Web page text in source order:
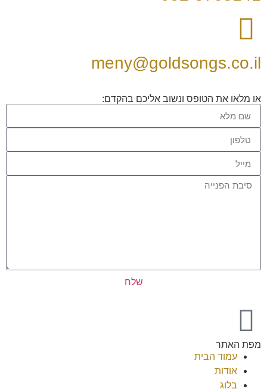
meny@goldsongs.co.il
או מלאו את הטופס ונשוב אליכם בהקדם:
שלח
מפת האתר
עמוד הבית
אודות
בלוג